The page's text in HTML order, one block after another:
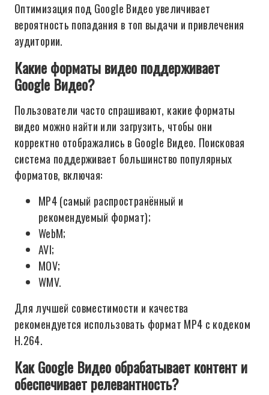
Оптимизация под Google Видео увеличивает
вероятность попадания в топ выдачи и привлечения
аудитории.
Какие форматы видео поддерживает
Google Видео?
Пользователи часто спрашивают, какие форматы
видео можно найти или загрузить, чтобы они
корректно отображались в Google Видео. Поисковая
система поддерживает большинство популярных
форматов, включая:
MP4 (самый распространённый и
рекомендуемый формат);
WebM;
AVI;
MOV;
WMV.
Для лучшей совместимости и качества
рекомендуется использовать формат MP4 с кодеком
H.264.
Как Google Видео обрабатывает контент и
обеспечивает релевантность?